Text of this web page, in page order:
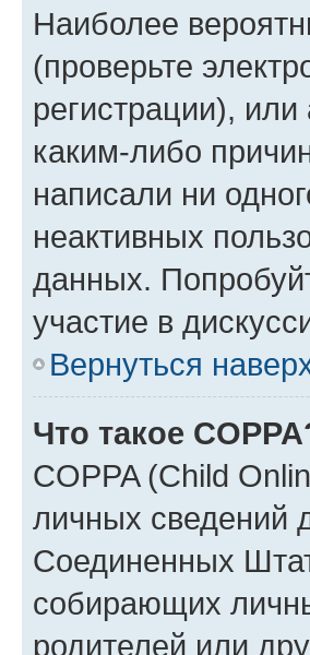
Наиболее
(проверьте
регистрации),
каким-либо
написали ни
неактивных
данных.
участие в
Вернуться
Что такое
COPPA (Child
личных сведений
Соединенных
собирающих
родителей или